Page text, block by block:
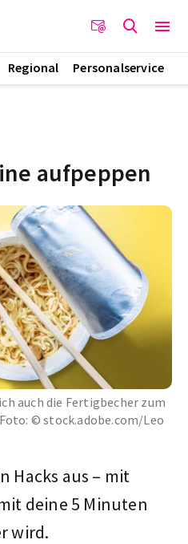
Regional Personalservice
aufpeppen
auch die Fertigbecher zum
© stock.adobe.com/Leo
Hacks aus – mit
deine 5 Minuten
wird.